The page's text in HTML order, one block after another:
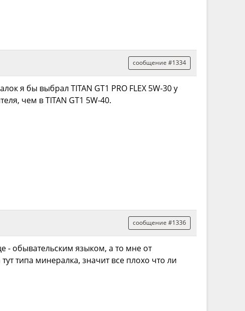
сообщение #1334
я бы выбрал TITAN GT1 PRO FLEX 5W-30 у
чем в TITAN GT1 5W-40.
сообщение #1336
- обывательским языком, а то мне от
типа минералка, значит все плохо что ли